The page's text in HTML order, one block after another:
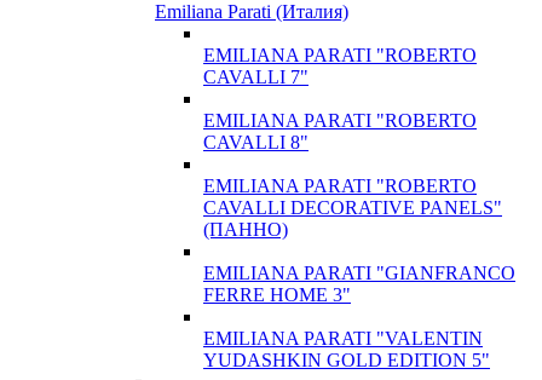
Emiliana Parati (Италия)
EMILIANA PARATI "ROBERTO
CAVALLI 7"
EMILIANA PARATI "ROBERTO
CAVALLI 8"
EMILIANA PARATI "ROBERTO
CAVALLI DECORATIVE PANELS"
(ПАННО)
EMILIANA PARATI "GIANFRANCO
FERRE HOME 3"
EMILIANA PARATI "VALENTIN
YUDASHKIN GOLD EDITION 5"